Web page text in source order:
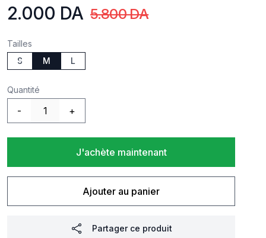
Product information
2.000 DA 5.800 DA
Tailles
S
M L
Quantité
- +
J'achète maintenant
Ajouter au panier
Partager ce produit